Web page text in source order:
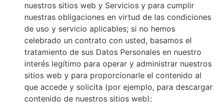
nuestros sitios web y Servicios y para cumplir
nuestras obligaciones en virtud de las condiciones
de uso y servicio aplicables; si no hemos
celebrado un contrato con usted, basamos el
tratamiento de sus Datos Personales en nuestro
interés legítimo para operar y administrar nuestros
sitios web y para proporcionarle el contenido al
que accede y solicita (por ejemplo, para descargar
contenido de nuestros sitios web);